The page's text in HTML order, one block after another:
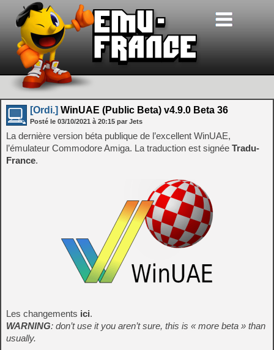
[Ordi.] WinUAE (Public Beta) v4.9.0 Beta 36
Posté le 03/10/2021 à 20:15 par Jets
La dernière version béta publique de l’excellent WinUAE,
l’émulateur Commodore Amiga. La traduction est signée Tradu-
France.
Les changements ici.
WARNING: don’t use it you aren’t sure, this is « more beta » than
usually.